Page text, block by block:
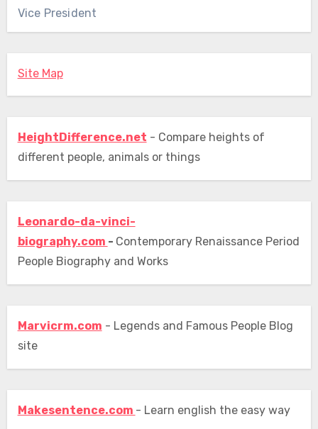
Vice President
Site Map
HeightDifference.net - Compare heights of
different people, animals or things
Leonardo-da-vinci-
biography.com - Contemporary Renaissance Period
People Biography and Works
Marvicrm.com - Legends and Famous People Blog
site
Makesentence.com - Learn english the easy way